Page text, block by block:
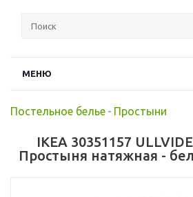
МЕНЮ
Постельное белье - Простыни
IKEA 30351157
Простыня натяжная -